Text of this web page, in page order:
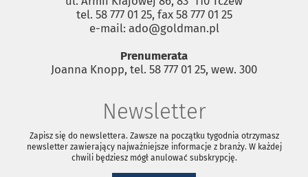
tel. 58 777 01 25, fax 58 777 01 25
e-mail: ado@goldman.pl
Prenumerata
Joanna Knopp, tel. 58 777 01 25, wew. 300
Newsletter
Zapisz się do newslettera. Zawsze na początku tygodnia otrzymasz
newsletter zawierający najważniejsze informacje z branży. W każdej
chwili będziesz mógł anulować subskrypcję.